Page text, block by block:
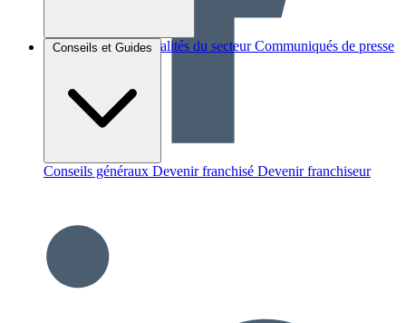
Brèves et actus Actualités du secteur Communiqués de presse
Conseils et Guides
Conseils généraux Devenir franchisé Devenir franchiseur